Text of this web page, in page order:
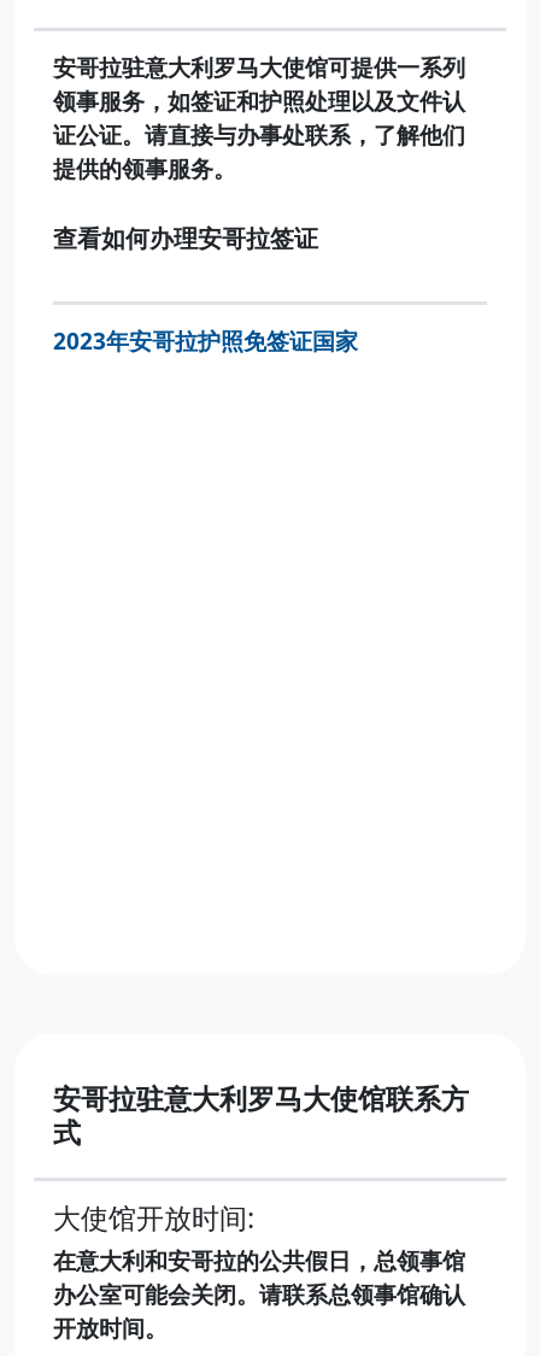
安哥拉驻意大利罗马大使馆可提供一系列
领事服务，如签证和护照处理以及文件认
证公证。请直接与办事处联系，了解他们
提供的领事服务。
查看如何办理安哥拉签证
2023年安哥拉护照免签证国家
安哥拉驻意大利罗马大使馆联系方
式
大使馆开放时间:
在意大利和安哥拉的公共假日，总领事馆
办公室可能会关闭。请联系总领事馆确认
开放时间。